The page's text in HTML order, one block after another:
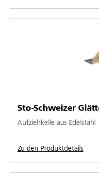
Sto-Schweizer
Aufziehkelle aus Edelstahl
Zu den Produktdetails